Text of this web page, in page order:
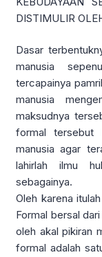
DISTIMULIR
Dasar
manusia
tercapainya
manusia
maksudnya
formal tersebut
manusia agar
lahirlah ilmu
sebagainya.
Oleh karena
Formal bersal
oleh akal pikiran
formal adalah